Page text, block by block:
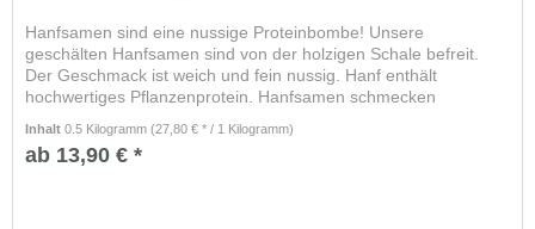
Hanfsamen sind eine nussige Proteinbombe! Unsere
geschälten Hanfsamen sind von der holzigen Schale befreit.
Der Geschmack ist weich und fein nussig. Hanf enthält
hochwertiges Pflanzenprotein. Hanfsamen schmecken
Inhalt0.5 Kilogramm(27,80 € * / 1 Kilogramm)
ab 13,90 € *